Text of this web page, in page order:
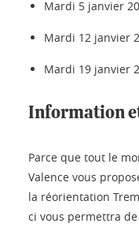
Mardi 5 janvier
Mardi 12 janvier
Mardi 19 janvier
Information
Parce que tout le
Valence vous
la réorientation
ci vous permettra